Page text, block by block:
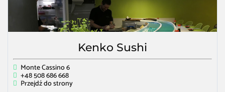
Kenko Sushi
Monte Cassino 6
+48 508 686 668
Przejdź do strony